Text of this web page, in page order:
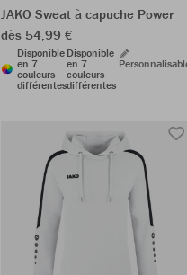
JAKO Sweat à capuche Power
dès 54,99 €
Disponible
en 7
couleurs
différentes
Disponible
en 7
couleurs
différentes